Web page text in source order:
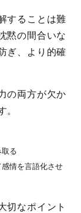
することは難
黙の間合いな
ぎ、より的確
の両方が欠か
。
る
感情を言語化させ
切なポイント